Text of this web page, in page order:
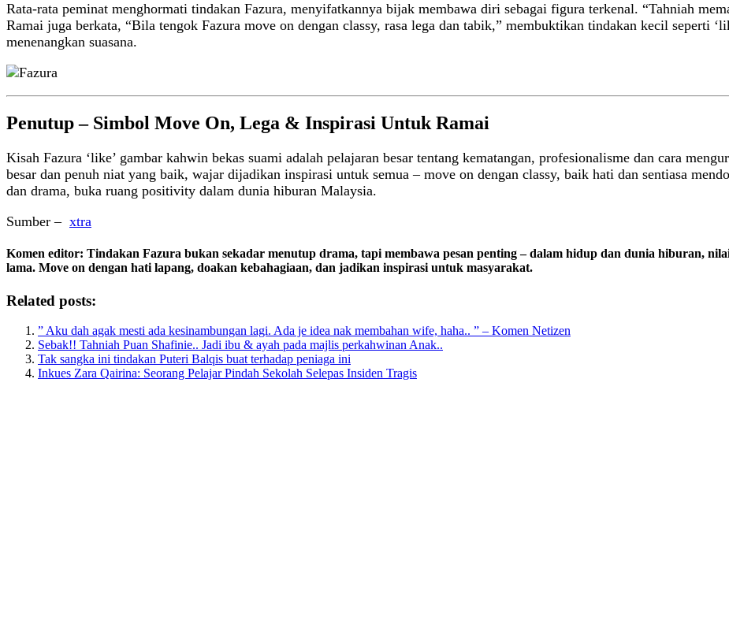
Rata-rata peminat menghormati tindakan Fazura, menyifatkannya bijak membawa diri sebagai figura terkenal. “Tahniah
Ramai juga berkata, “Bila tengok Fazura move on dengan classy, rasa lega dan tabik,” membuktikan tindakan kecil seperti
menenangkan suasana.
Penutup – Simbol Move On, Lega & Inspirasi Untuk Ramai
Kisah Fazura ‘like’ gambar kahwin bekas suami adalah pelajaran besar tentang kematangan, profesionalisme dan cara
besar dan penuh niat yang baik, wajar dijadikan inspirasi untuk semua – move on dengan classy, baik hati dan sentiasa
dan drama, buka ruang positivity dalam dunia hiburan Malaysia.
Sumber – xtra
Komen editor: Tindakan Fazura bukan sekadar menutup drama, tapi membawa pesan penting – dalam hidup dan dunia hiburan,
lama. Move on dengan hati lapang, doakan kebahagiaan, dan jadikan inspirasi untuk masyarakat.
Related posts:
” Aku dah agak mesti ada kesinambungan lagi. Ada je idea nak membahan wife, haha.. ” – Komen Netizen
Sebak!! Tahniah Puan Shafinie.. Jadi ibu & ayah pada majlis perkahwinan Anak..
Tak sangka ini tindakan Puteri Balqis buat terhadap peniaga ini
Inkues Zara Qairina: Seorang Pelajar Pindah Sekolah Selepas Insiden Tragis